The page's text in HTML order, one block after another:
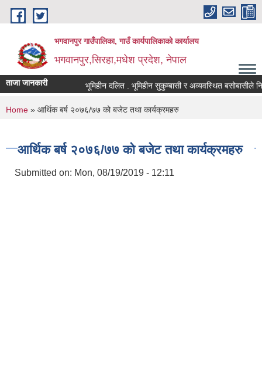
Skip to main content
भगवानपुर गाउँपालिका, गाउँ कार्यपालिकाको कार्यालय
भगवानपुर,सिरहा,मधेश प्रदेश, नेपाल
ताजा जानकारी भूमिहीन दलित . भूमिहीन सुकुम्बासी र अव्यवस्थित बसोबासीले
You are here
Home » आर्थिक बर्ष २०७६/७७ को बजेट तथा कार्यक्रमहरु
आर्थिक बर्ष २०७६/७७ को बजेट तथा कार्यक्रमहरु
Submitted on: Mon, 08/19/2019 - 12:11